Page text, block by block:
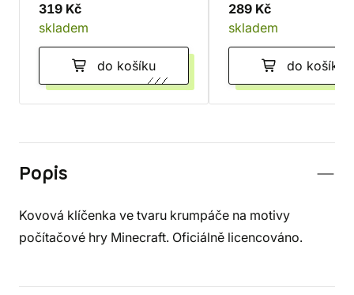
319 Kč
skladem
do košíku
289 Kč
skladem
do košíku
Popis
Kovová klíčenka ve tvaru krumpáče na motivy
počítačové hry Minecraft. Oficiálně licencováno.